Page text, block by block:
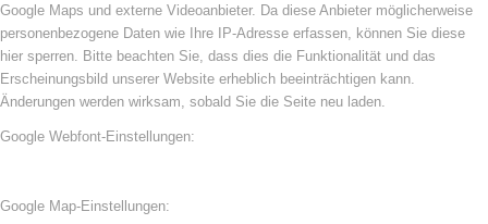
Google Maps und externe Videoanbieter. Da diese Anbieter möglicherweise
personenbezogene Daten wie Ihre IP-Adresse erfassen, können Sie diese
hier sperren. Bitte beachten Sie, dass dies die Funktionalität und das
Erscheinungsbild unserer Website erheblich beeinträchtigen kann.
Änderungen werden wirksam, sobald Sie die Seite neu laden.
Google Webfont-Einstellungen:
Google Map-Einstellungen: